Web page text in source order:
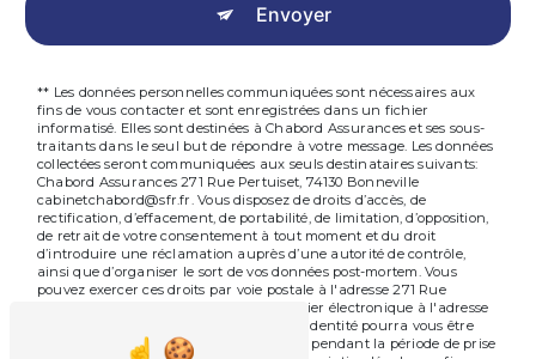
Envoyer
** Les données personnelles communiquées sont nécessaires aux
fins de vous contacter et sont enregistrées dans un fichier
informatisé. Elles sont destinées à Chabord Assurances et ses sous-
traitants dans le seul but de répondre à votre message. Les données
collectées seront communiquées aux seuls destinataires suivants:
Chabord Assurances 271 Rue Pertuiset, 74130 Bonneville
cabinetchabord@sfr.fr. Vous disposez de droits d’accès, de
rectification, d’effacement, de portabilité, de limitation, d’opposition,
de retrait de votre consentement à tout moment et du droit
d’introduire une réclamation auprès d’une autorité de contrôle,
ainsi que d’organiser le sort de vos données post-mortem. Vous
pouvez exercer ces droits par voie postale à l'adresse 271 Rue
Pertuiset, 74130 Bonneville ou par courrier électronique à l'adresse
cabinetchabord@sfr.fr. Un justificatif d'identité pourra vous être
demandé. Nous conservons vos données pendant la période de prise